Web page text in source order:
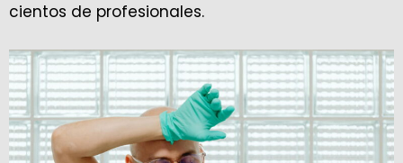
cientos de profesionales.